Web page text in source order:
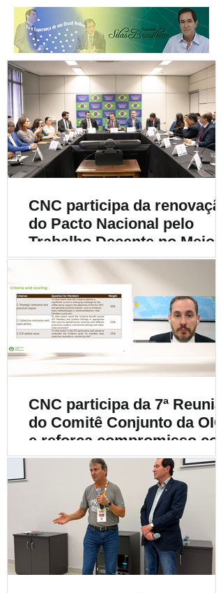
CNC participa da renovação
do Pacto Nacional pelo
Trabalho Decente no Meio
Rural e destaca a
importância da
sustentabilidade social na
cafeicultura
CNC participa da 7ª Reunião
do Comitê Conjunto da OIC
e reforça compromisso com
a cafeicultura mundial